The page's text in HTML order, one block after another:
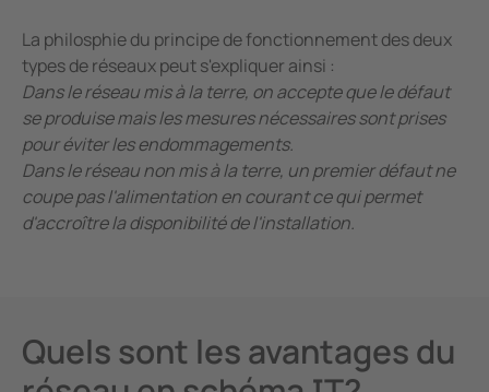
La philosphie du principe de fonctionnement des deux
types de réseaux peut s'expliquer ainsi :
Dans le réseau mis à la terre, on accepte que le défaut
se produise mais les mesures nécessaires sont prises
pour éviter les endommagements.
Dans le réseau non mis à la terre, un premier défaut ne
coupe pas l'alimentation en courant ce qui permet
d'accroître la disponibilité de l'installation.
Quels sont les avantages du